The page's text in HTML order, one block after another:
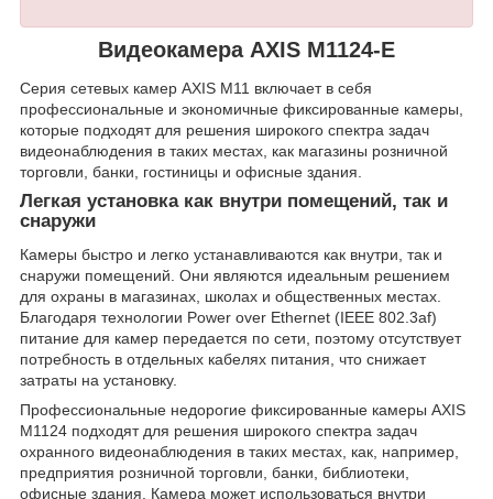
Видеокамера AXIS M1124-E
Серия сетевых камер AXIS M11 включает в себя
профессиональные и экономичные фиксированные камеры,
которые подходят для решения широкого спектра задач
видеонаблюдения в таких местах, как магазины розничной
торговли, банки, гостиницы и офисные здания.
Легкая установка как внутри помещений, так и
снаружи
Камеры быстро и легко устанавливаются как внутри, так и
снаружи помещений. Они являются идеальным решением
для охраны в магазинах, школах и общественных местах.
Благодаря технологии Power over Ethernet (IEEE 802.3af)
питание для камер передается по сети, поэтому отсутствует
потребность в отдельных кабелях питания, что снижает
затраты на установку.
Профессиональные недорогие фиксированные камеры AXIS
М1124 подходят для решения широкого спектра задач
охранного видеонаблюдения в таких местах, как, например,
предприятия розничной торговли, банки, библиотеки,
офисные здания. Камера может использоваться внутри